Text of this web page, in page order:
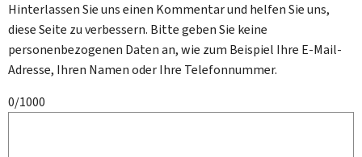
Hinterlassen Sie uns einen Kommentar und helfen Sie uns,
diese Seite zu verbessern. Bitte geben Sie keine
personenbezogenen Daten an, wie zum Beispiel Ihre E-Mail-
Adresse, Ihren Namen oder Ihre Telefonnummer.
0/1000